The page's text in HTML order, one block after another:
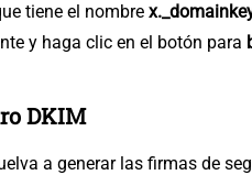
tiene el nombre
y haga clic en el botón para
DKIM
a generar las firmas de